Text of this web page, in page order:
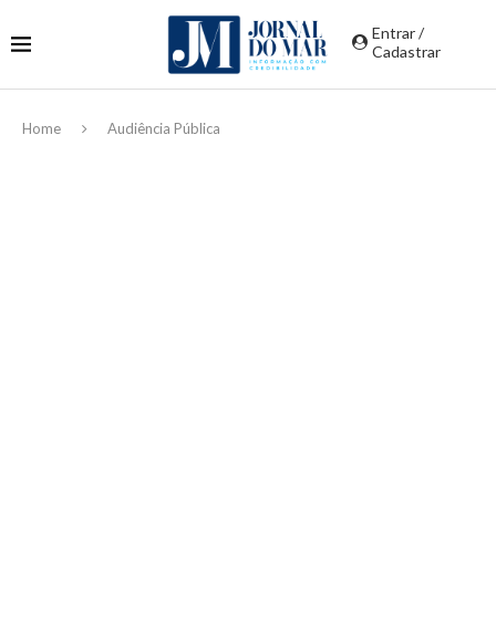
Entrar /
Cadastrar
Home Audiência Pública